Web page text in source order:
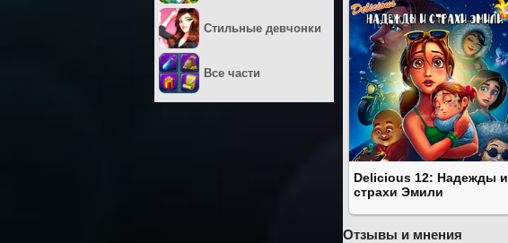
Delicious 12: Надежды и
страхи Эмили
Отзывы и мнения
Стильные девчонки
Все части